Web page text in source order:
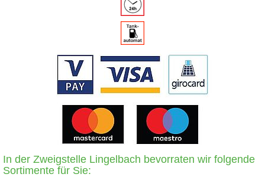
In der Zweigstelle Lingelbach bevorraten wir folgende
Sortimente für Sie: